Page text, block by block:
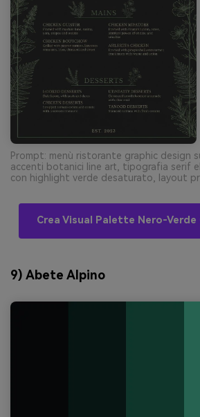
Prompt: menù ristorante graphic design
accenti botanici line art, tipografia serif
con highlight verde desaturato, layout
Crea Visual Palette Nero-Verde
9) Abete Alpino